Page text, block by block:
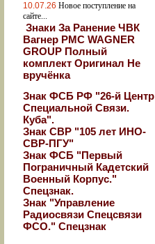
10.07.26 Новое поступление на
сайте...
Знаки За Ранение ЧВК
Вагнер РМС WAGNER
GROUP Полный
комплект Оригинал Не
вручёнка
Знак ФСБ РФ "26-й Центр
Специальной Связи.
Куба".
Знак СВР "105 лет ИНО-
СВР-ПГУ"
Знак ФСБ "Первый
Пограничный Кадетский
Военный Корпус."
Спецзнак.
Знак "Управление
Радиосвязи Спецсвязи
ФСО." Спецзнак